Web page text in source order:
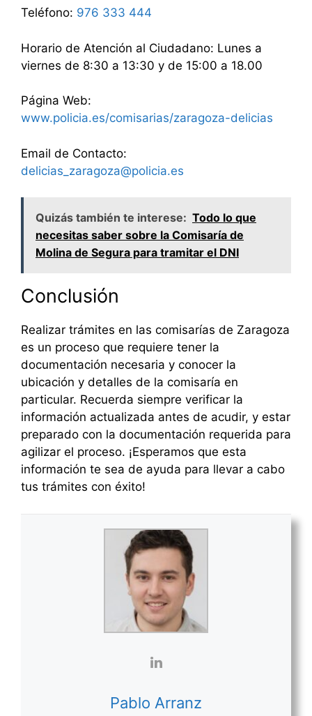
Teléfono: 976 333 444
Horario de Atención al Ciudadano: Lunes a
viernes de 8:30 a 13:30 y de 15:00 a 18.00
Página Web:
www.policia.es/comisarias/zaragoza-delicias
Email de Contacto:
delicias_zaragoza@policia.es
Quizás también te interese: Todo lo que
necesitas saber sobre la Comisaría de
Molina de Segura para tramitar el DNI
Conclusión
Realizar trámites en las comisarías de Zaragoza
es un proceso que requiere tener la
documentación necesaria y conocer la
ubicación y detalles de la comisaría en
particular. Recuerda siempre verificar la
información actualizada antes de acudir, y estar
preparado con la documentación requerida para
agilizar el proceso. ¡Esperamos que esta
información te sea de ayuda para llevar a cabo
tus trámites con éxito!
Pablo Arranz